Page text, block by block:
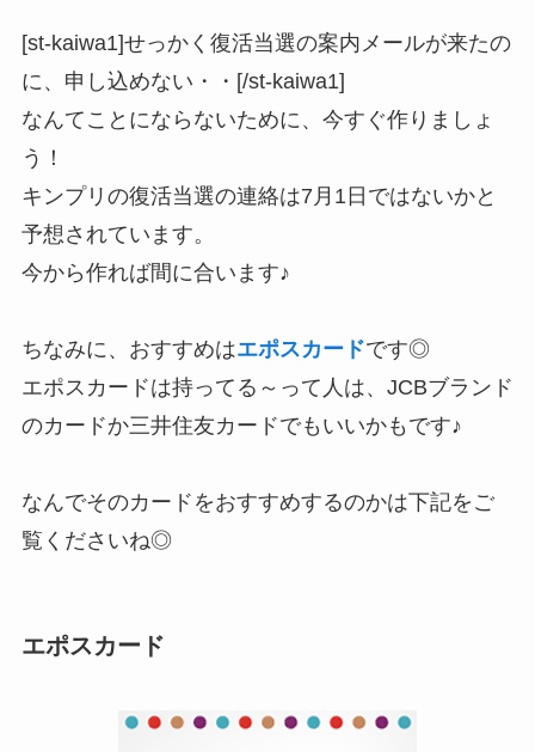
[st-kaiwa1]せっかく復活当選の案内メールが来たの
に、申し込めない・・[/st-kaiwa1]
なんてことにならないために、今すぐ作りましょ
う！
キンプリの復活当選の連絡は7月1日ではないかと
予想されています。
今から作れば間に合います♪
ちなみに、おすすめはエポスカードです◎
エポスカードは持ってる～って人は、JCBブランド
のカードか三井住友カードでもいいかもです♪
なんでそのカードをおすすめするのかは下記をご
覧くださいね◎
エポスカード